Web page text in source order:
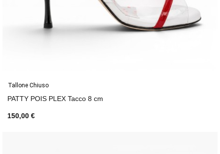
Tallone Chiuso
PATTY POIS PLEX Tacco 8 cm
150,00 €